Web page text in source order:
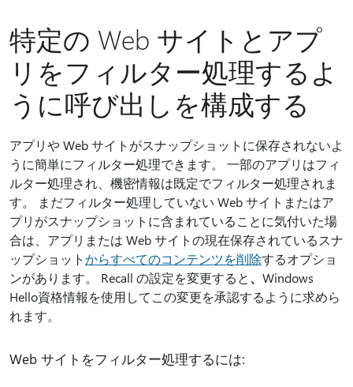
特定の Web サイトとアプ
リをフィルター処理するよ
うに呼び出しを構成する
アプリや Web サイトがスナップショットに保存されないよ
うに簡単にフィルター処理できます。 一部のアプリはフィ
ルター処理され、機密情報は既定でフィルター処理されま
す。 まだフィルター処理していない Web サイトまたはア
プリがスナップショットに含まれていることに気付いた場
合は、アプリまたは Web サイトの現在保存されているスナ
ップショットからすべてのコンテンツを削除するオプショ
ンがあります。 Recall の設定を変更すると、 Windows
Hello資格情報を使用してこの変更を承認するように求めら
れます。
Web サイトをフィルター処理するには: